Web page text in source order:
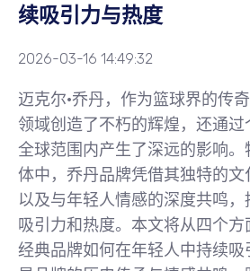
续吸引力与热度
2026-03-16 14:49:32
迈克尔·乔丹，作为篮球界的传
领域创造了不朽的辉煌，还通
全球范围内产生了深远的影响
体中，乔丹品牌凭借其独特的
以及与年轻人情感的深度共鸣
吸引力和热度。本文将从四个方
经典品牌如何在年轻人中持续吸